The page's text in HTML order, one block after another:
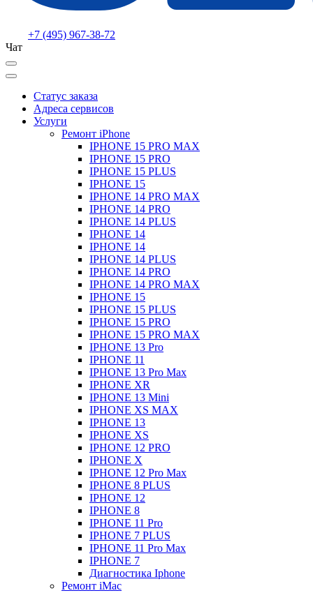
+7 (495) 967-38-72
Чат
Статус заказа
Адреса сервисов
Услуги
Ремонт iPhone
IPHONE 15 PRO MAX
IPHONE 15 PRO
IPHONE 15 PLUS
IPHONE 15
IPHONE 14 PRO MAX
IPHONE 14 PRO
IPHONE 14 PLUS
IPHONE 14
IPHONE 14
IPHONE 14 PLUS
IPHONE 14 PRO
IPHONE 14 PRO MAX
IPHONE 15
IPHONE 15 PLUS
IPHONE 15 PRO
IPHONE 15 PRO MAX
IPHONE 13 Pro
IPHONE 11
IPHONE 13 Pro Max
IPHONE XR
IPHONE 13 Mini
IPHONE XS MAX
IPHONE 13
IPHONE XS
IPHONE 12 PRO
IPHONE X
IPHONE 12 Pro Max
IPHONE 8 PLUS
IPHONE 12
IPHONE 8
IPHONE 11 Pro
IPHONE 7 PLUS
IPHONE 11 Pro Max
IPHONE 7
Диагностика Iphone
Ремонт iMac